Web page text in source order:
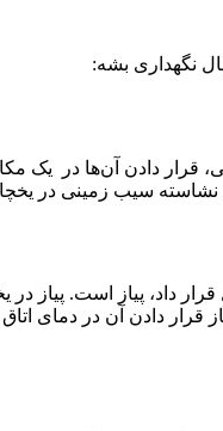
نگهداری بشه:
قرار دادن آن‌ها در یک
سیب زمینی در
قرار داد، پیاز است.
قرار دادن آن در دمای